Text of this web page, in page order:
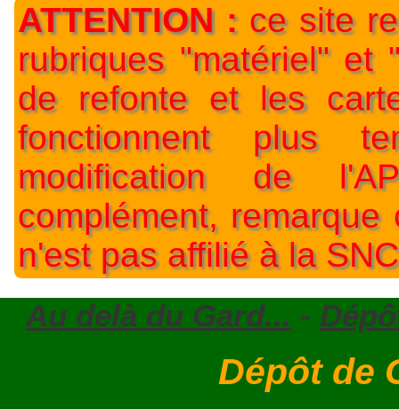
ATTENTION :ce site
rubriques "matériel" et
de refonte et les
fonctionnent plus
modification de
complément,
n'est pas affilié à la
Au delà du Gard... -
Dépôt de